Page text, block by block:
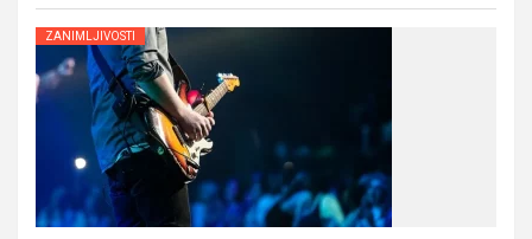
ZANIMLJIVOSTI